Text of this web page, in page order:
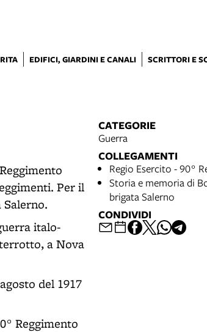
EDIFICI, GIARDINI E CANALI SCRITTORI E
Per il
Salerno.
italo-
a Nova
del 1917
Reggimento
CATEGORIE
Guerra
COLLEGAMENTI
Regio Esercito - 90°
Storia e memoria di
brigata Salerno
CONDIVIDI